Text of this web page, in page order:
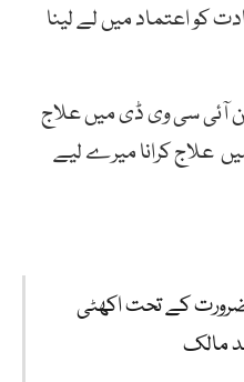
کو اعتماد میں لے لینا
این آئی سی وی ڈی میں علاج
علاج کرانا میرے لیے
کے تحت اکھٹی
مالک